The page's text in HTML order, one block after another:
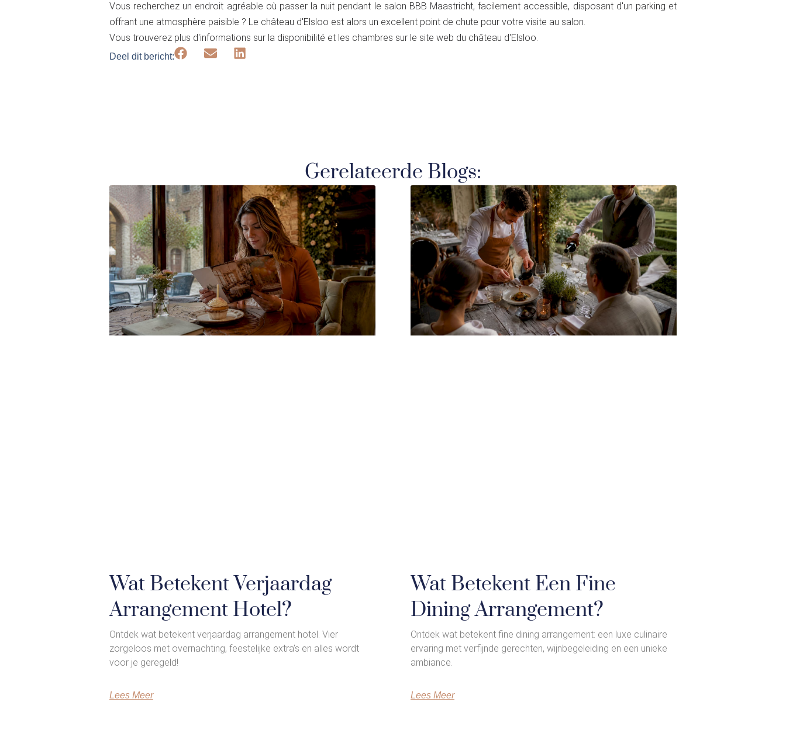
Vous recherchez un endroit agréable où passer la nuit pendant le salon BBB Maastricht, facilement accessible, disposant d'un parking et
offrant une atmosphère paisible ? Le château d'Elsloo est alors un excellent point de chute pour votre visite au salon.
Vous trouverez plus d'informations sur la disponibilité et les chambres sur le site web du château d'Elsloo.
Deel dit bericht:
Gerelateerde Blogs:
Wat Betekent Verjaardag
Arrangement Hotel?
Ontdek wat betekent verjaardag arrangement hotel. Vier
zorgeloos met overnachting, feestelijke extra’s en alles wordt
voor je geregeld!
Lees Meer
Wat Betekent Een Fine
Dining Arrangement?
Ontdek wat betekent fine dining arrangement: een luxe culinaire
ervaring met verfijnde gerechten, wijnbegeleiding en een unieke
ambiance.
Lees Meer